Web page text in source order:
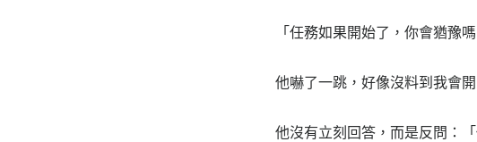
「任務如果開始了，你會猶豫嗎
他嚇了一跳，好像沒料到我會開
他沒有立刻回答，而是反問：「